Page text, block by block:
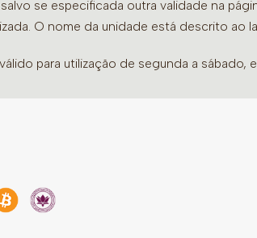
se especificada outra validade na
O nome da unidade está descrito ao
para utilização de segunda a sábado,